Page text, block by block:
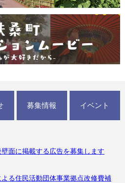
募集情報 イベント
面に掲載する広告を募集します
る住民活動団体事業拠点改修費補